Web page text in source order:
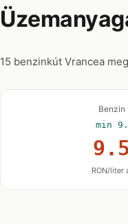
15 benzinkút Vrancea
Benzin
min
RON/liter